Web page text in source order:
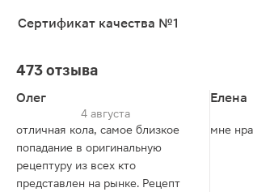
Сертификат качества №1
473 отзыва
Олег
4 августа
отличная кола, самое близкое
попадание в оригинальную
рецептуру из всех кто
представлен на рынке. Рецепт
Елена
мне